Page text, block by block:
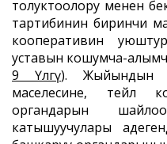
толуктоолору менен
тартибинин биринчи
кооперативин
уставын кошумча-
9 Үлгү). Жыйындын
маселесине, тейлөө
органдарын
катышуучулары